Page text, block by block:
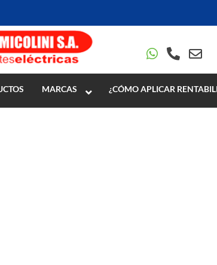
MARCAS ¿CÓMO APLICAR